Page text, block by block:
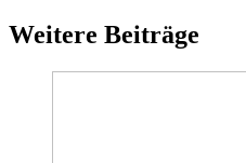
Weitere Beiträge